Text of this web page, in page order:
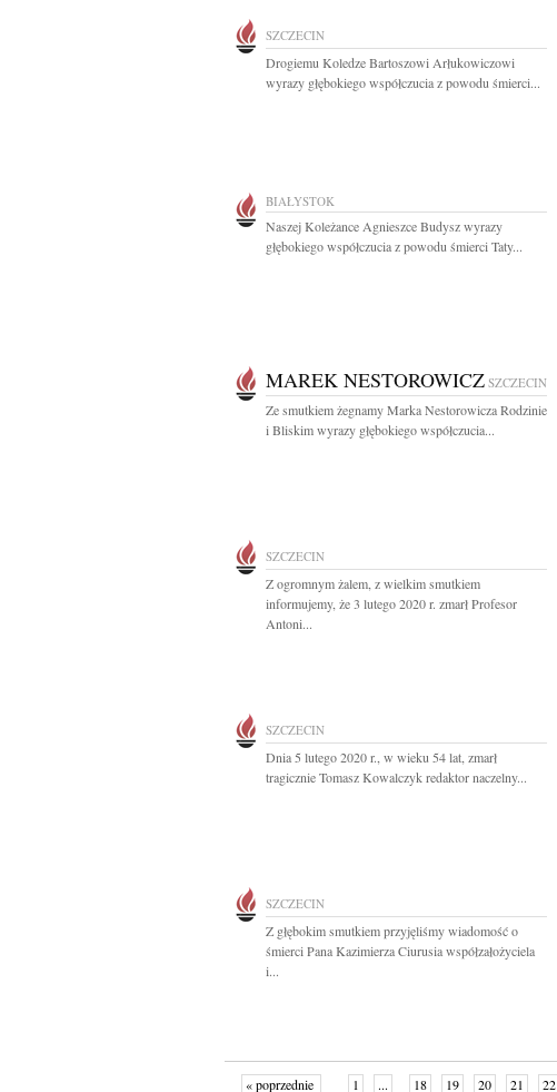
SZCZECIN
Drogiemu Koledze Bartoszowi Arłukowiczowi
wyrazy głębokiego współczucia z powodu śmierci...
BIAŁYSTOK
Naszej Koleżance Agnieszce Budysz wyrazy
głębokiego współczucia z powodu śmierci Taty...
MAREK NESTOROWICZ SZCZECIN
Ze smutkiem żegnamy Marka Nestorowicza Rodzinie
i Bliskim wyrazy głębokiego współczucia...
SZCZECIN
Z ogromnym żalem, z wielkim smutkiem
informujemy, że 3 lutego 2020 r. zmarł Profesor
Antoni...
SZCZECIN
Dnia 5 lutego 2020 r., w wieku 54 lat, zmarł
tragicznie Tomasz Kowalczyk redaktor naczelny...
SZCZECIN
Z głębokim smutkiem przyjęliśmy wiadomość o
śmierci Pana Kazimierza Ciurusia współzałożyciela
i...
« poprzednie 1 ... 18 19 20 21 22